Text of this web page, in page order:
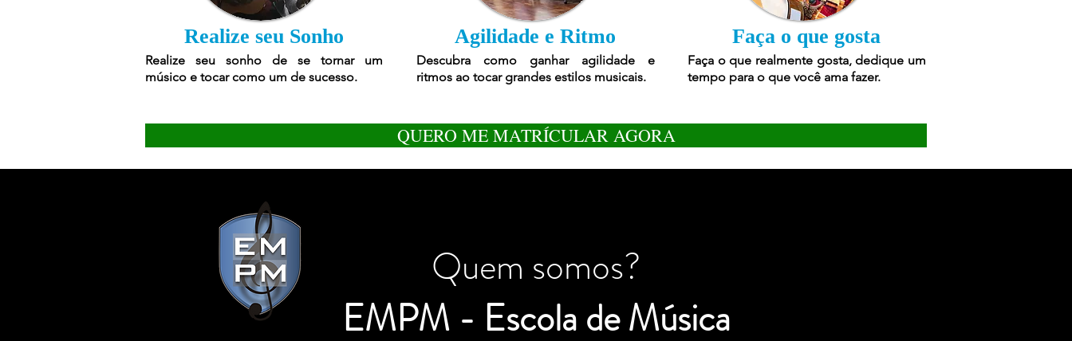
Realize seu Sonho
Realize seu sonho de se tornar um
músico e tocar como um de sucesso.
Agilidade e Ritmo
Descubra como ganhar agilidade e
ritmos ao tocar grandes estilos musicais.
Faça o que gosta
Faça o que realmente gosta, dedique um
tempo para o que você ama fazer.
QUERO ME MATRÍCULAR AGORA
Quem somos?
EMPM - Escola de Música